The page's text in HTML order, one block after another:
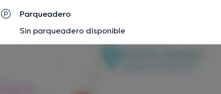
Parqueadero
Sin parqueadero disponible